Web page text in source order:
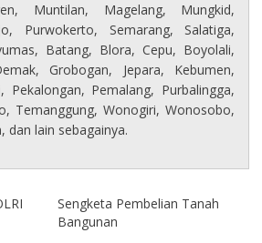
Muntilan, Magelang, Mungkid,
Purwokerto, Semarang, Salatiga,
Batang, Blora, Cepu, Boyolali,
Grobogan, Jepara, Kebumen,
Pekalongan, Pemalang, Purbalingga,
Temanggung, Wonogiri, Wonosobo,
dan lain sebagainya.
Sengketa Pembelian Tanah
Bangunan